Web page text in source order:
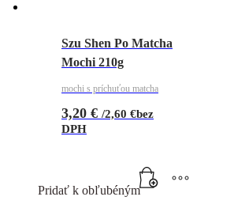
Szu Shen Po Matcha
Mochi 210g
mochi s príchuťou matcha
3,20 € /2,60 €bez
DPH
Pridať k obľubéným